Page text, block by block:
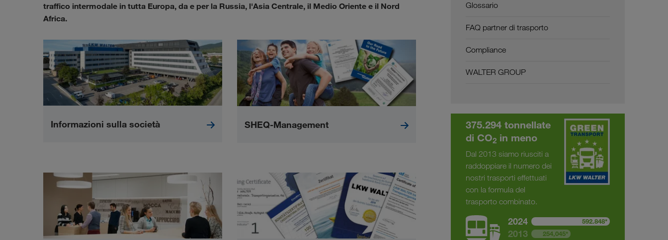
traffico intermodale in tutta Europa, da e per la Russia, l'Asia Centrale, il Medio Oriente e il Nord
Africa.
Informazioni sulla società SHEQ-Management
Glossario
FAQ partner di trasporto
Compliance
WALTER GROUP
375.294 tonnellate
di CO2 in meno
Dal 2013 siamo riusciti a
raddoppiare il numero dei
nostri trasporti effettuati
con la formula del
trasporto combinato.
2024 592.848*
2013
254,045*